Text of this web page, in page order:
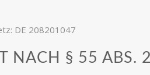
DE 208201047
NACH § 55 ABS.